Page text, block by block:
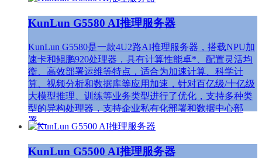
KunLun G5580 AI推理服务器
KunLun G5580是一款4U2路AI推理服务器，搭载NPU加
速卡和鲲鹏920处理器，具有计算性能卓*、配置灵活均
衡、高效部署运维等特点，适合为加速计算、科学计
算、视频分析和数据库等应用加速，针对百亿级/十亿级
大模型推理、训练等业务类型进行了优化，支持多种类
型的异构处理器，支持企业私有化部署和数据中心部
署。
KunLun G5500 AI推理服务器